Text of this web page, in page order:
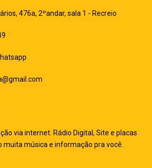
476a, 2ºandar, sala 1 - Recreio
via internet. Rádio Digital, Site e placas
muita música e informação pra você.